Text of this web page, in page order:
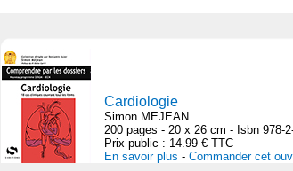
Cardiologie
Simon MEJEAN
200 pages - 20 x 26 cm - Isbn 978-
Prix public : 14.99 € TTC
En savoir plus - Commander cet